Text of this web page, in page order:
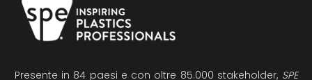
Presente in 84 paesi e con oltre 85.000 stakeholder, SPE